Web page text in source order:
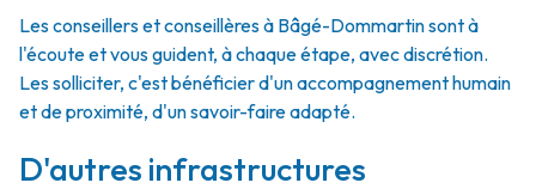
Les conseillers et conseillères à Bâgé-Dommartin sont à
l'écoute et vous guident, à chaque étape, avec discrétion.
Les solliciter, c'est bénéficier d'un accompagnement humain
et de proximité, d'un savoir-faire adapté.
D'autres infrastructures